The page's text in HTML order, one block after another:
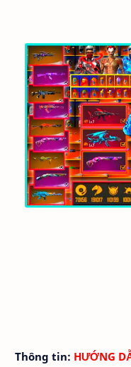
Thông tin: HƯỚNG